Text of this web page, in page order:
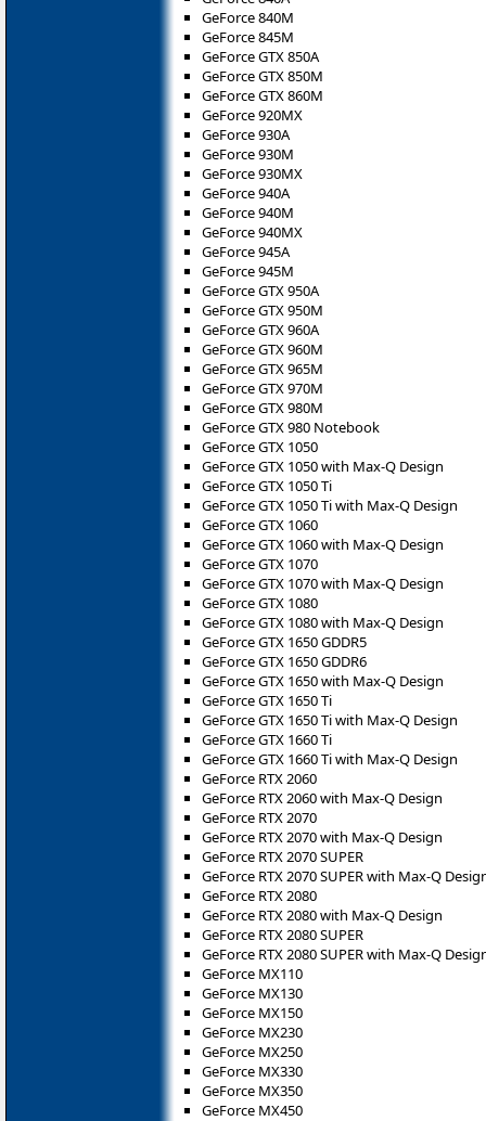
GeForce 840M
GeForce 845M
GeForce GTX 850A
GeForce GTX 850M
GeForce GTX 860M
GeForce 920MX
GeForce 930A
GeForce 930M
GeForce 930MX
GeForce 940A
GeForce 940M
GeForce 940MX
GeForce 945A
GeForce 945M
GeForce GTX 950A
GeForce GTX 950M
GeForce GTX 960A
GeForce GTX 960M
GeForce GTX 965M
GeForce GTX 970M
GeForce GTX 980M
GeForce GTX 980 Notebook
GeForce GTX 1050
GeForce GTX 1050 with Max-Q Design
GeForce GTX 1050 Ti
GeForce GTX 1050 Ti with Max-Q Design
GeForce GTX 1060
GeForce GTX 1060 with Max-Q Design
GeForce GTX 1070
GeForce GTX 1070 with Max-Q Design
GeForce GTX 1080
GeForce GTX 1080 with Max-Q Design
GeForce GTX 1650 GDDR5
GeForce GTX 1650 GDDR6
GeForce GTX 1650 with Max-Q Design
GeForce GTX 1650 Ti
GeForce GTX 1650 Ti with Max-Q Design
GeForce GTX 1660 Ti
GeForce GTX 1660 Ti with Max-Q Design
GeForce RTX 2060
GeForce RTX 2060 with Max-Q Design
GeForce RTX 2070
GeForce RTX 2070 with Max-Q Design
GeForce RTX 2070 SUPER
GeForce RTX 2070 SUPER with Max-Q
GeForce RTX 2080
GeForce RTX 2080 with Max-Q Design
GeForce RTX 2080 SUPER
GeForce RTX 2080 SUPER with Max-Q
GeForce MX110
GeForce MX130
GeForce MX150
GeForce MX230
GeForce MX250
GeForce MX330
GeForce MX350
GeForce MX450